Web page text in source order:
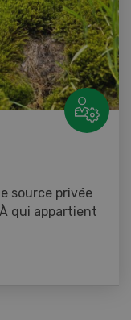
source privée
qui appartient